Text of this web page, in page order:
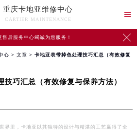
重庆卡地亚维修中心
CARTIER MAINTENANCE

售后服务中心竭诚为您服务！ 
心 > 文章 > 卡地亚表带掉色处理技巧汇总（有效修复
技巧汇总（有效修复与保养方法）
界里，卡地亚以其独特的设计与精湛的工艺赢得了全